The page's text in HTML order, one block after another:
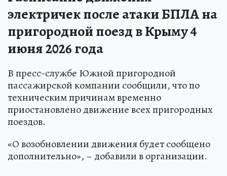
электричек после атаки БПЛА на
пригородной поезд в Крыму 4
июня 2026 года
В пресс-службе Южной пригородной
пассажирской компании сообщили, что по
техническим причинам временно
приостановлено движение всех пригородных
поездов.
«О возобновлении движения будет сообщено
дополнительно», – добавили в организации.